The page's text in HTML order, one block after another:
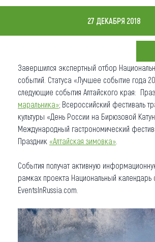
Новости
О регионе
Коллекция впечатлений
Другие рубрики
27 ДЕКАБРЯ 2018
Завершился экспертный отбор
событий. Статуса «Лучшее событие года
следующие события Алтайского края:
маральника»; Всероссийский фестиваль
культуры «День России на Бирюзовой
Международный гастрономический
Праздник «Алтайская зимовка»
События получат активную
рамках проекта Национальный календарь
EventsInRussia.com.